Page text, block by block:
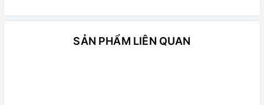
SẢN PHẨM LIÊN QUAN